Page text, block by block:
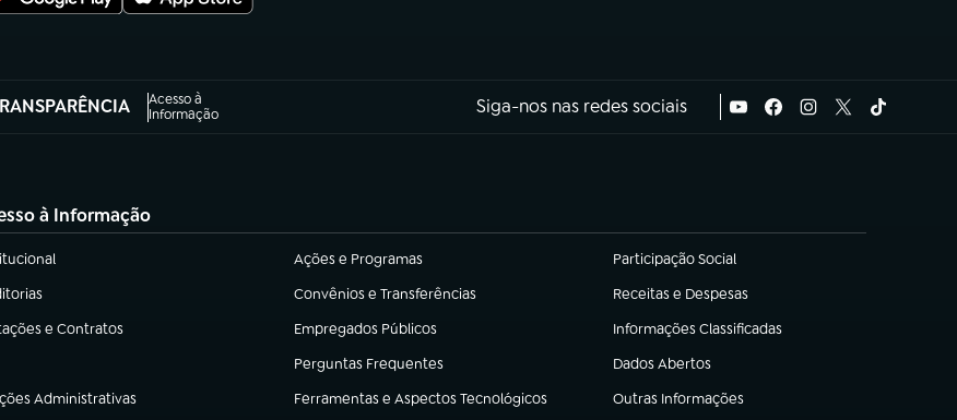
Acesso à
Informação
em nova aba) Siga-nos nas redes sociais
à Informação
em nova aba) Ações e Programas
(abre em nova aba) Participação Social
(abre em nova aba)
em nova aba) Convênios e Transferências
(abre em nova aba) Receitas e Despesas
(abre em nova aba)
e Contratos
em nova aba) Empregados Públicos
(abre em nova aba) Informações Classificadas
(abre em nova aba)
em nova aba) Perguntas Frequentes
(abre em nova aba) Dados Abertos
(abre em nova aba)
Administrativas
em nova aba) Ferramentas e Aspectos Tecnológicos
(abre em nova aba) Outras Informações
(abre em nova aba)